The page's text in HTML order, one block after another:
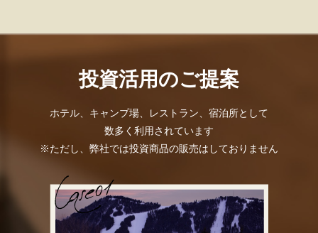
投資活用のご提案
ホテル、キャンプ場、レストラン、宿泊所として
数多く利用されています
※ただし、弊社では投資商品の販売はしておりません